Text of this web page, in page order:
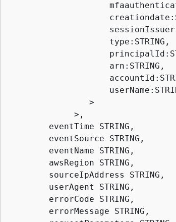
                    type:STRING,
                    arn:STRING,
>
> ,
        eventTime STRING,
        eventSource STRING,
        eventName STRING,
        awsRegion STRING,
        sourceIpAddress STRING,
        userAgent STRING,
        errorCode STRING,
        errorMessage STRING,